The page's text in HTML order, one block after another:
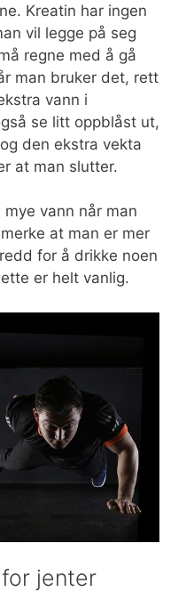
Kreatin har ingen
vil legge på seg
regne med å gå
man bruker det, rett
vann i
se litt oppblåst ut,
den ekstra vekta
at man slutter.
vann når man
at man er mer
for å drikke noen
er helt vanlig.
jenter